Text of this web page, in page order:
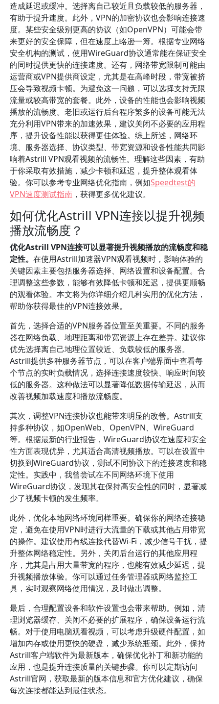
造成延迟或缓冲。选择离自己较近且负载较低的服务器，
有助于提升速度。此外，VPN的加密协议也会影响连接速
度。某些安全级别更高的协议（如OpenVPN）可能会带
来更好的安全保障，但在速度上略逊一筹。根据专业网络
安全机构的测试，使用WireGuard协议通常能在保证安全
的同时提供更快的连接速度。还有，网络带宽限制可能由
运营商或VPN提供商设定，尤其是在高峰时段，带宽被挤
压会导致视频卡顿。为避免这一问题，可以选择支持无限
流量或较高带宽的套餐。此外，设备的性能也会影响视频
播放的流畅度。老旧或运行后台程序繁多的设备可能无法
充分利用VPN带来的加速效果，建议关闭不必要的应用程
序，提升设备性能以获得更佳体验。综上所述，网络环
境、服务器选择、协议类型、带宽资源和设备性能共同影
响着Astrill VPN观看视频的流畅性。理解这些因素，有助
于你采取有效措施，减少卡顿和延迟，提升整体观看体
验。你可以参考专业网络优化指南，例如Speedtest的
VPN速度测试指南 ，获得更多优化建议。
如何优化Astrill VPN连接以提升视频
播放流畅度？
优化Astrill VPN连接可以显著提升视频播放的流畅度和稳
定性。 在使用Astrill加速器VPN观看视频时，影响体验的
关键因素主要包括服务器选择、网络设置和设备配置。合
理调整这些参数，能够有效降低卡顿和延迟，提供更顺畅
的观看体验。本文将为你详细介绍几种实用的优化方法，
帮助你获得最佳的VPN连接效果。
首先，选择合适的VPN服务器位置至关重要。不同的服务
器在网络负载、地理距离和带宽资源上存在差异。建议你
优先选择离自己地理位置较近、负载较低的服务器。
Astrill提供多种服务器节点，可以在客户端界面中查看每
个节点的实时负载情况，选择连接速度较快、响应时间较
低的服务器。这种做法可以显著降低数据传输延迟，从而
改善视频加载速度和播放流畅度。
其次，调整VPN连接协议也能带来明显的改善。Astrill支
持多种协议，如OpenWeb、OpenVPN、WireGuard
等。根据最新的行业报告，WireGuard协议在速度和安全
性方面表现优异，尤其适合高清视频播放。可以在设置中
切换到WireGuard协议，测试不同协议下的连接速度和稳
定性。实践中，我曾尝试在不同网络环境下使用
WireGuard协议，发现其在保持高安全性的同时，显著减
少了视频卡顿的发生频率。
此外，优化本地网络环境同样重要。确保你的网络连接稳
定，避免在使用VPN时进行大流量的下载或其他占用带宽
的操作。建议使用有线连接代替Wi-Fi，减少信号干扰，提
升整体网络稳定性。另外，关闭后台运行的其他应用程
序，尤其是占用大量带宽的程序，也能有效减少延迟，提
升视频播放体验。你可以通过任务管理器或网络监控工
具，实时观察网络使用情况，及时做出调整。
最后，合理配置设备和软件设置也会带来帮助。例如，清
理浏览器缓存、关闭不必要的扩展程序，确保设备运行流
畅。对于使用电脑观看视频，可以考虑升级硬件配置，如
增加内存或使用更快的硬盘，减少系统瓶颈。此外，保持
Astrill客户端软件为最新版本，确保优化补丁和新功能的
应用，也是提升连接质量的关键步骤。你可以定期访问
Astrill官网，获取最新的版本信息和官方优化建议，确保
每次连接都能达到最佳状态。